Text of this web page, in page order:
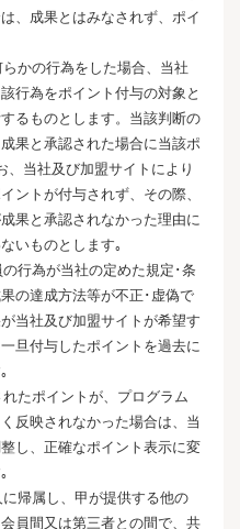
、成果とはみなされず、ポイ
かの行為をした場合、当社
行為をポイント付与の対象と
るものとします。当該判断の
果と承認された場合に当該ポ
、当社及び加盟サイトにより
ントが付与されず、その際、
果と承認されなかった理由に
いものとします｡
行為が当社の定めた規定･条
の達成方法等が不正･虚偽で
当社及び加盟サイトが希望す
旦付与したポイントを過去に
たポイントが、プログラム
反映されなかった場合は、当
し、正確なポイント表示に変
帰属し、甲が提供する他の
員間又は第三者との間で、共